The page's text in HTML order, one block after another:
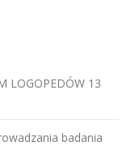
LOGOPEDÓW 13
badania